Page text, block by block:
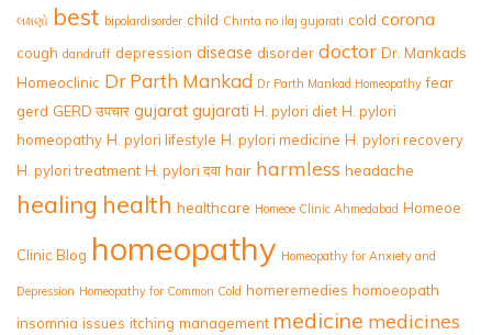
લક્ષણો best bipolardisorder child Chinta no ilaj gujarati cold corona
cough dandruff depression disease disorder doctor Dr. Mankads
Homeoclinic Dr Parth Mankad Dr Parth Mankad Homeopathy fear
gerd GERD उपचार gujarat gujarati H. pylori diet H. pylori
homeopathy H. pylori lifestyle H. pylori medicine H. pylori recovery
H. pylori treatment H. pylori दवा hair harmless headache
healing health healthcare Homeoe Clinic Ahmedabad Homeoe
Clinic Blog homeopathy Homeopathy for Anxiety and
Depression Homeopathy for Common Cold homeremedies homoeopath
insomnia issues itching management medicine medicines